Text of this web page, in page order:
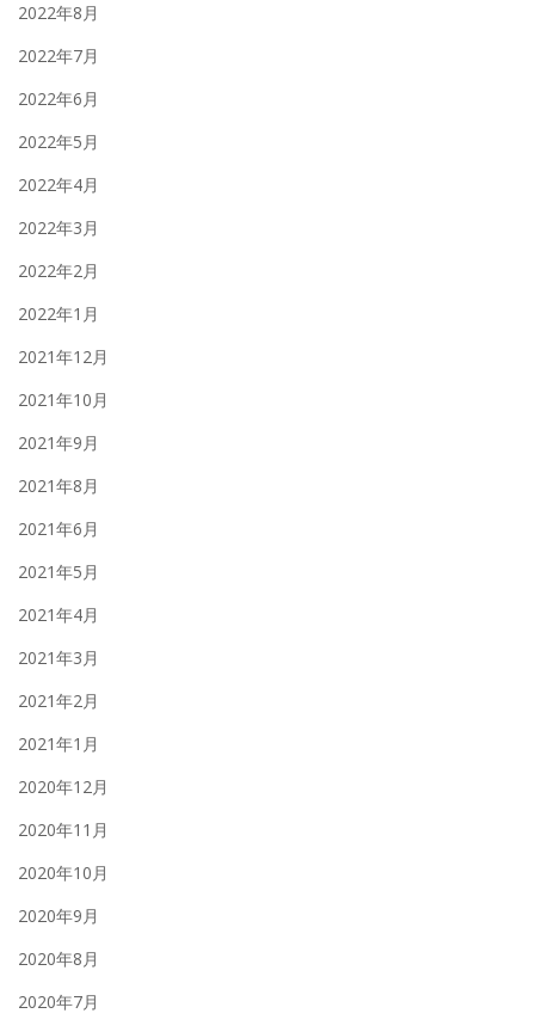
2022年8月
2022年7月
2022年6月
2022年5月
2022年4月
2022年3月
2022年2月
2022年1月
2021年12月
2021年10月
2021年9月
2021年8月
2021年6月
2021年5月
2021年4月
2021年3月
2021年2月
2021年1月
2020年12月
2020年11月
2020年10月
2020年9月
2020年8月
2020年7月